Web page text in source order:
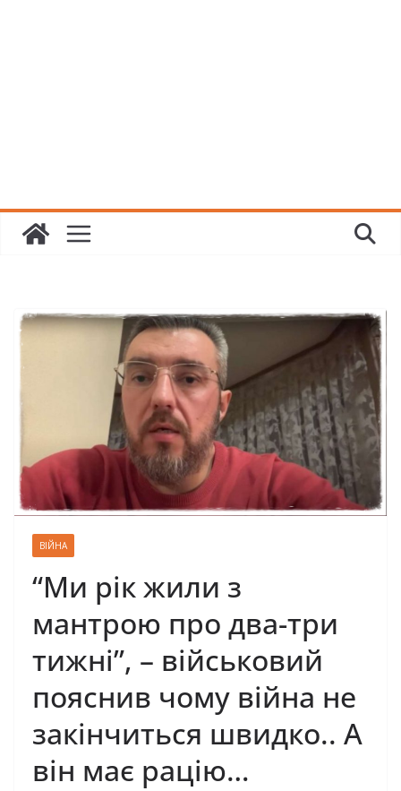
ВІЙНА
“Ми рік жили з
мантрою про два-три
тижні”, – військовий
пояснив чому війна не
закінчиться швидко.. А
він має рацію…